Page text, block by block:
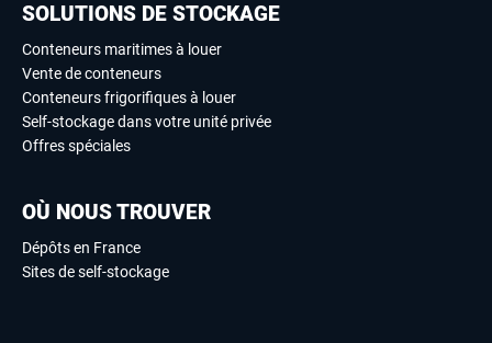
SOLUTIONS DE STOCKAGE
Conteneurs maritimes à louer
Vente de conteneurs
Conteneurs frigorifiques à louer
Self-stockage dans votre unité privée
Offres spéciales
OÙ NOUS TROUVER
Dépôts en France
Sites de self-stockage